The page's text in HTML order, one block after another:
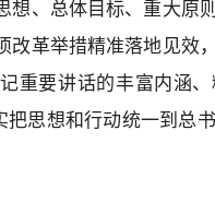
想、总体目标、重大原
改革举措精准落地见效
重要讲话的丰富内涵
把思想和行动统一到